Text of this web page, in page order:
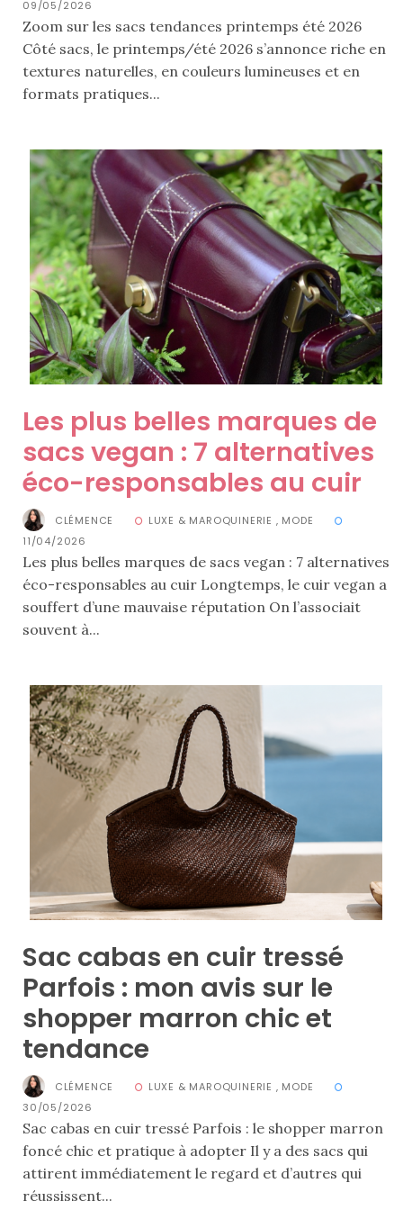
cabas
en
cuir
tressé
Parfois
mon
shopper
marron
chic
et
tendance
30/05/2026
Ma
sélection
sacs
légers
l’été
23/05/2026
Les
sacs
09/05/2026
Zoom sur les sacs tendances printemps été 2026
Côté sacs, le printemps/été 2026 s’annonce riche en
textures naturelles, en couleurs lumineuses et en
formats pratiques...
Les plus belles marques de
sacs vegan : 7 alternatives
éco-responsables au cuir
CLÉMENCE LUXE & MAROQUINERIE , MODE
11/04/2026
Les plus belles marques de sacs vegan : 7 alternatives
éco-responsables au cuir Longtemps, le cuir vegan a
souffert d’une mauvaise réputation On l’associait
souvent à...
Sac cabas en cuir tressé
Parfois : mon avis sur le
shopper marron chic et
tendance
CLÉMENCE LUXE & MAROQUINERIE , MODE
30/05/2026
Sac cabas en cuir tressé Parfois : le shopper marron
foncé chic et pratique à adopter Il y a des sacs qui
attirent immédiatement le regard et d’autres qui
réussissent...